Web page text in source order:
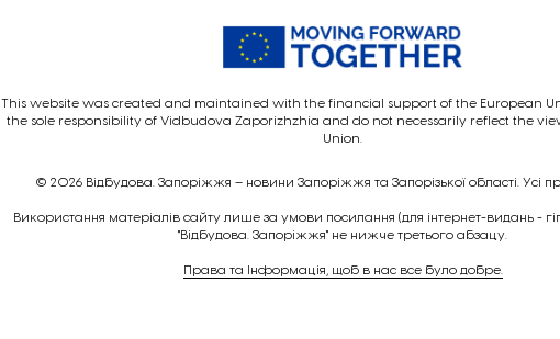
This website was created and maintained with the financial support of the European
the sole responsibility of Vidbudova Zaporizhzhia and do not necessarily reflect the
Union.
© 2026 Відбудова. Запоріжжя – новини Запоріжжя та Запорізької області. Усі
Викориcтання матеріалів сайту лише за умови посилання (для інтернет-видань -
"Відбудова. Запоріжжя" не нижче третього абзацу.
Права та Інформація, щоб в нас все було добре.